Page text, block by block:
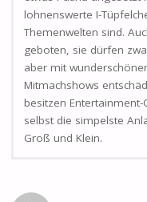
lohnenswerte I-
Themenwelten sind.
geboten, sie dürfen
aber mit
Mitmachshows
besitzen
selbst die simpelste
Groß und Klein.